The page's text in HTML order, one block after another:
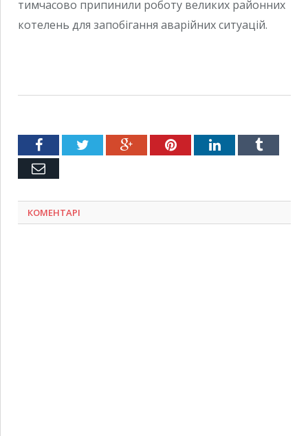
тимчасово припинили роботу великих районних
котелень для запобігання аварійних ситуацій.
FacebookTwitter Google+PinterestLinkedInTumblr
Емейл
КОМЕНТАРІ